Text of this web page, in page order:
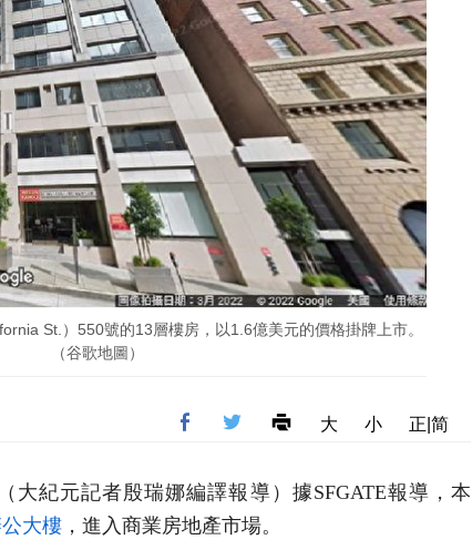
St.）550號的13層樓房，以1.6億美元的價格掛牌上市。
（谷歌地圖）
大 小 正|简
大紀元記者殷瑞娜編譯報導）據SFGATE報導，本
大樓 ，進入商業房地產市場。